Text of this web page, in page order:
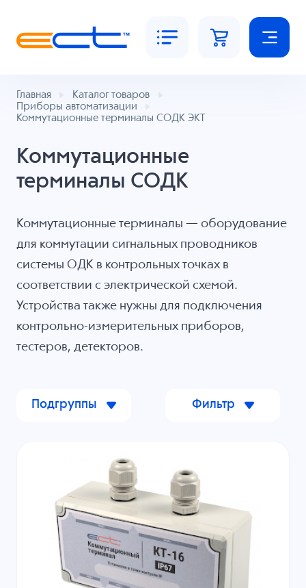
Главная
Каталог товаров
Приборы автоматизации
Коммутационные терминалы СОДК ЭКТ
Коммутационные
терминалы СОДК
Коммутационные терминалы — оборудование
для коммутации сигнальных проводников
системы ОДК в контрольных точках в
соответствии с электрической схемой.
Устройства также нужны для подключения
контрольно-измерительных приборов,
тестеров, детекторов.
Подгруппы Фильтр